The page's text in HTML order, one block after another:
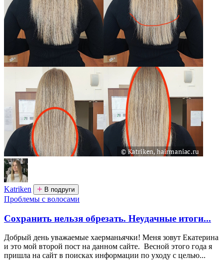
Katriken В подруги
Проблемы с волосами
Сохранить нельзя обрезать. Неудачные итоги...
Добрый день уважаемые хаерманьячки! Меня зовут Екатерина
и это мой второй пост на данном сайте. Весной этого года я
пришла на сайт в поисках информации по уходу с целью...